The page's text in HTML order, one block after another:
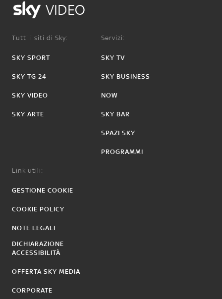
VIDEO
Tutti i siti di Sky:
SKY SPORT
SKY TG 24
SKY VIDEO
SKY ARTE
Servizi:
SKY TV
SKY BUSINESS
NOW
SKY BAR
SPAZI SKY
PROGRAMMI
Link utili:
GESTIONE COOKIE
COOKIE POLICY
NOTE LEGALI
DICHIARAZIONE
ACCESSIBILITÀ
OFFERTA SKY MEDIA
CORPORATE